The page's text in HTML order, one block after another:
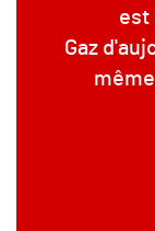
est
Gaz